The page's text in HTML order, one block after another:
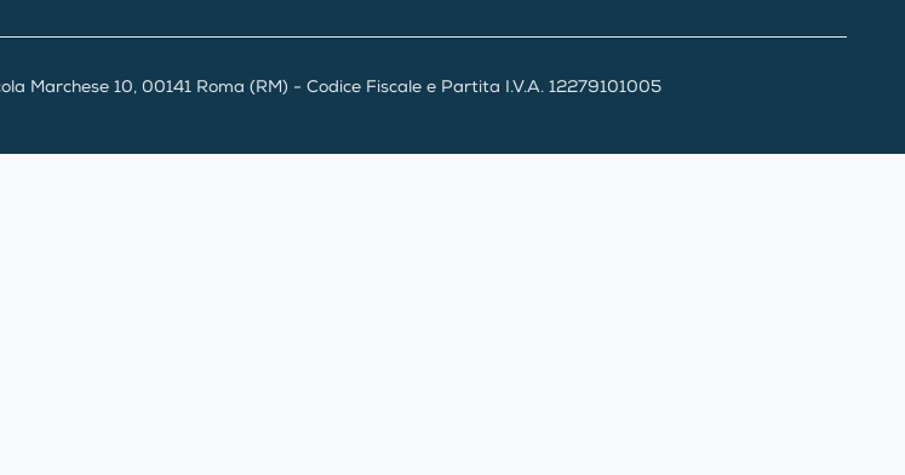
Marchese 10, 00141 Roma (RM) - Codice Fiscale e Partita I.V.A. 12279101005